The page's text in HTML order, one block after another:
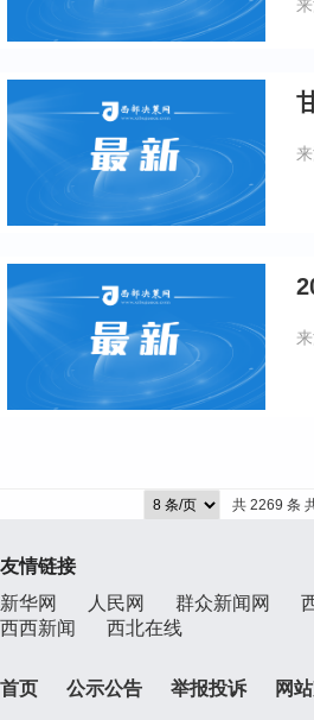
共 2269 条
友情链接
新华网
人民网 群众新闻网
西西新闻
西北在线
首页 公示公告 举报投诉 网